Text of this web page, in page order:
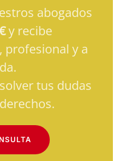
abogados
y recibe
profesional y a
tus dudas